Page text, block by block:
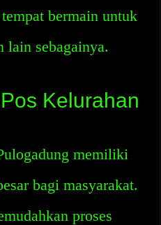
bermain untuk
lain sebagainya.
Kelurahan
memiliki
bagi masyarakat.
proses